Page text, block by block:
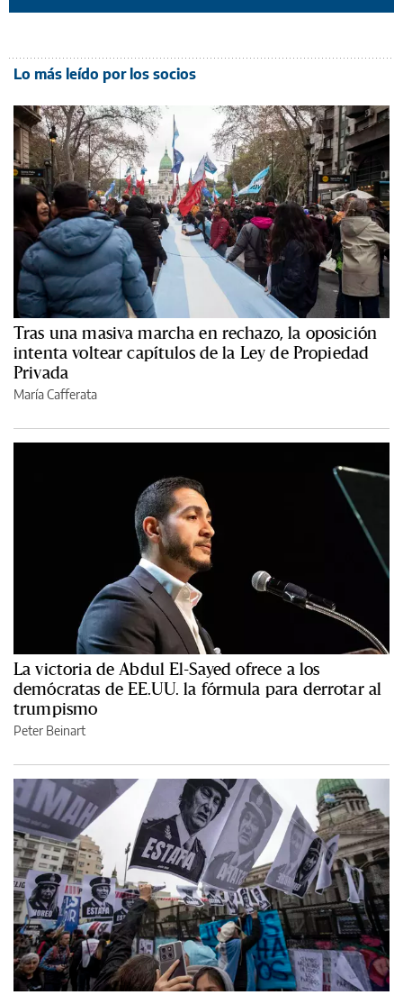
Lo más leído por los socios
Tras una masiva marcha en rechazo, la oposición
intenta voltear capítulos de la Ley de Propiedad
Privada
María Cafferata
La victoria de Abdul El-Sayed ofrece a los
demócratas de EE.UU. la fórmula para derrotar al
trumpismo
Peter Beinart